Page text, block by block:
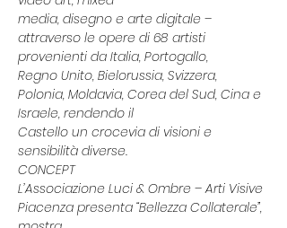
media, disegno e arte digitale –
attraverso le opere di 68 artisti
provenienti da Italia, Portogallo,
Regno Unito, Bielorussia, Svizzera,
Polonia, Moldavia, Corea del Sud, Cina e
Israele, rendendo il
Castello un crocevia di visioni e
sensibilità diverse.
CONCEPT
L’Associazione Luci & Ombre – Arti Visive
Piacenza presenta “Bellezza Collaterale”,